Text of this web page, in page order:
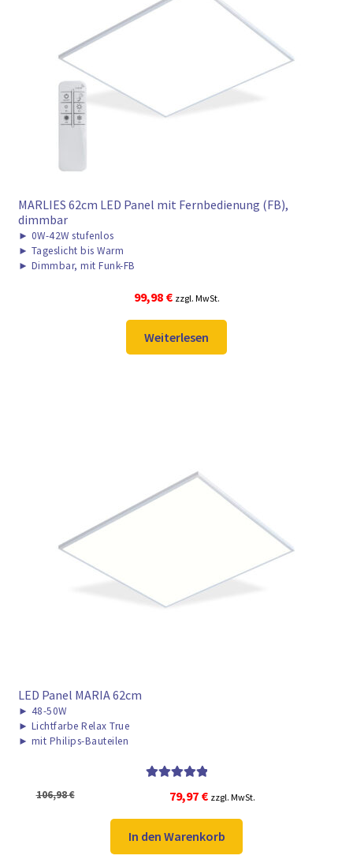
MARLIES 62cm LED Panel mit Fernbedienung (FB),
dimmbar
► 0W-42W stufenlos
► Tageslicht bis Warm
► Dimmbar, mit Funk-FB
99,98 € zzgl. MwSt.
Weiterlesen
LED Panel MARIA 62cm
► 48-50W
► Lichtfarbe Relax True
► mit Philips-Bauteilen
von 5
106,98€
Ursprünglicher
war:
106,98 €
79,97 €Aktueller
ist:
79,97 €.
zzgl. MwSt.
In den Warenkorb